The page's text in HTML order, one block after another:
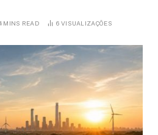
MINS READ 6 VISUALIZAÇÕES